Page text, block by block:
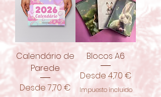
Calendário de
Parede
Desde7,70 €
Precio de oferta
Blocos A6
Desde 4,70 €
Precio de oferta
Impuesto incluido